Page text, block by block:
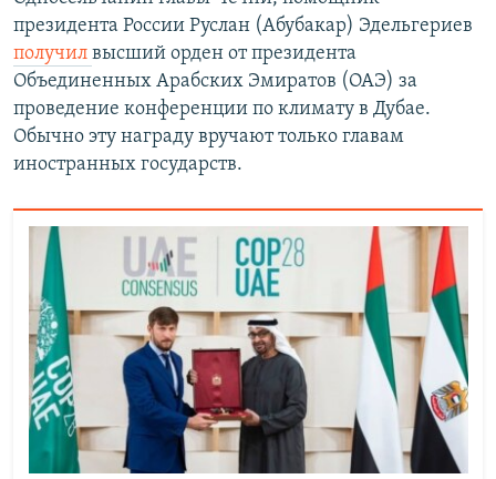
президента России Руслан (Абубакар) Эдельгериев
получил высший орден от президента
Объединенных Арабских Эмиратов (ОАЭ) за
проведение конференции по климату в Дубае.
Обычно эту награду вручают только главам
иностранных государств.